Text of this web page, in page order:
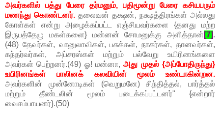
அவர்களில் பத்து பேரை தர்மனும், பதிமூன்று பேரை கசியபரும்
மணந்து கொண்டனர். தலைவன் தக்ஷன், நக்ஷத்திரங்கள் அல்லது
கோள்கள் என்று அழைக்கப்பட்ட எஞ்சியவர்களை {தனது மற்ற
இருபத்தேழு மகள்களை} மன்னன் சோமனுக்கு அளித்தான் [7].
(48) தேவர்கள், வானுலாவிகள், பசுக்கள், நாகர்கள், தானவர்கள்,
கந்தர்வர்கள், அப்சரஸ்கள் மற்றும் பல்வேறு உயிரினங்களை
அவர்கள் பெற்றனர்.(49) ஓ! மன்னா,அது முதல் {அப்போதிருந்து}
உயிரினங்கள் பாலினக் கலவியின் மூலம் உண்டாகின்றன.
அவர்களின் முன்னோடிகள் (வெறுமனே) சிந்தித்தல், பார்த்தல்
மற்றும் தீண்டலின் மூலம் படைக்கப்பட்டனர்" {என்றார்
வைசம்பாயனர்}.(50)